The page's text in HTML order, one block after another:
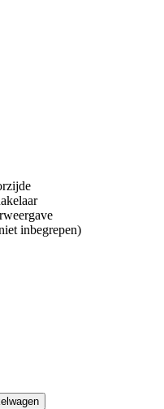
inbegrepen)